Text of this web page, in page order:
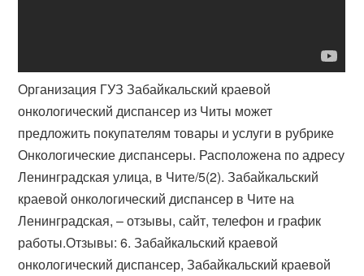
Организация ГУЗ Забайкальский краевой
онкологический диспансер из Читы может
предложить покупателям товары и услуги в рубрике
Онкологические диспансеры. Расположена по адресу
Ленинградская улица, в Чите/5(2). Забайкальский
краевой онкологический диспансер в Чите на
Ленинградская, – отзывы, сайт, телефон и график
работы.Отзывы: 6. Забайкальский краевой
онкологический диспансер, Забайкальский краевой